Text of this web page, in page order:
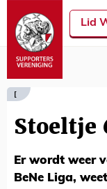
Lid
[
Stoeltje
Er wordt weer
BeNe Liga,